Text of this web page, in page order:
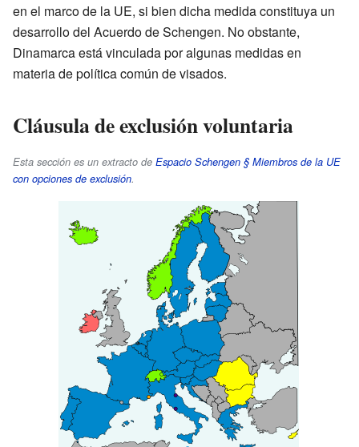
en el marco de la UE, si bien dicha medida constituya un
desarrollo del Acuerdo de Schengen. No obstante,
Dinamarca está vinculada por algunas medidas en
materia de política común de visados.
Cláusula de exclusión voluntaria
Esta sección es un extracto de Espacio Schengen § Miembros de la UE
con opciones de exclusión.